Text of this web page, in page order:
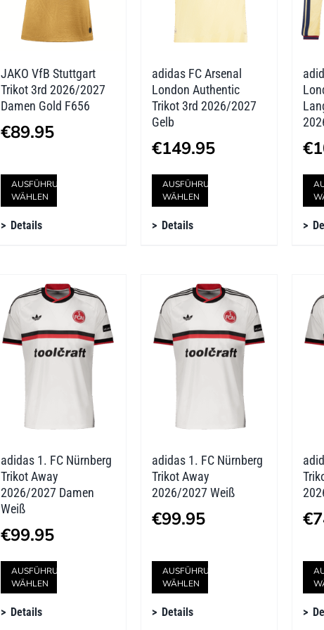
auf
Produktseite
gewählt
Produktseite
gewählt
JAKO VfB Stuttgart
Trikot 3rd 2026/2027
Damen Gold F656
€89.95
AUSFÜHRUNG
WÄHLEN
Dieses
Produkt
Varianten
auf.
Die
Optionen
können
Produktseite
gewählt
Details
adidas FC Arsenal
London Authentic
Trikot 3rd 2026/2027
Gelb
€149.95
AUSFÜHRUNG
WÄHLEN
Dieses
Produkt
Varianten
auf.
Die
Optionen
können
Produktseite
gewählt
Details
€
adidas 1. FC Nürnberg
Trikot Away
2026/2027 Damen
Weiß
€99.95
AUSFÜHRUNG
WÄHLEN
Dieses
Produkt
Details
adidas 1. FC Nürnberg
Trikot Away
2026/2027 Weiß
€99.95
AUSFÜHRUNG
WÄHLEN
Dieses
Produkt
Details
€